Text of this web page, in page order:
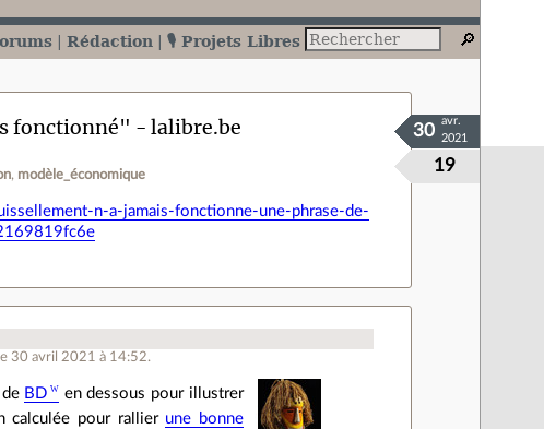
Rédaction 🎙️ Projets Libres
fonctionné" - lalibre.be
modèle_économique 19
30
avr.
2021
n-a-jamais-fonctionne-une-phrase-de-
30 avril 2021 à 14:52.
BD
en dessous pour illustrer
calculée pour rallier une bonne